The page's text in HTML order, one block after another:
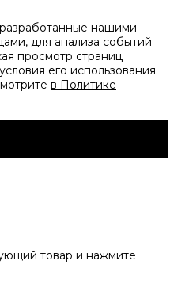
нашими
для анализа событий
просмотр страниц
его использования.
в Политике
товар и нажмите